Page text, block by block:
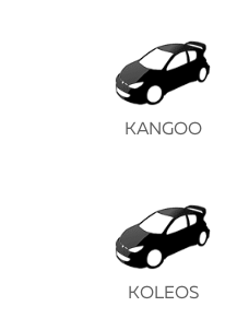
KANGOO
KOLEOS